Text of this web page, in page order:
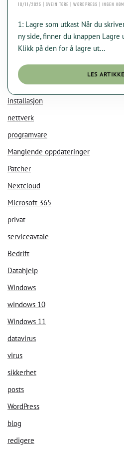
10/11/2025 | SVEIN TORE | WORDPRESS | INGEN
1: Lagre som utkast Når du
ny side, finner du knappen
Klikk på den for å lagre ut…
LES
installasjon
nettverk
programvare
Manglende oppdateringer
Patcher
Nextcloud
Microsoft 365
privat
serviceavtale
Bedrift
Datahjelp
Windows
windows 10
Windows 11
datavirus
virus
sikkerhet
posts
WordPress
blog
redigere